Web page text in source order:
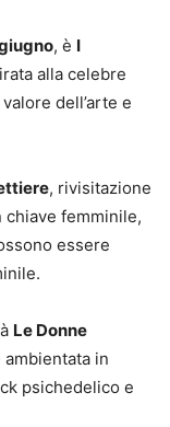
, è I
alla celebre
dell’arte e
, rivisitazione
chiave femminile,
essere
Le Donne
in
psichedelico e